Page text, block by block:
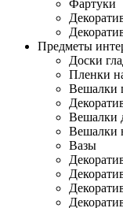
Фартуки
Предметы
Доски
Пленки
Вешалки
Вешалки
Вешалки
Вазы